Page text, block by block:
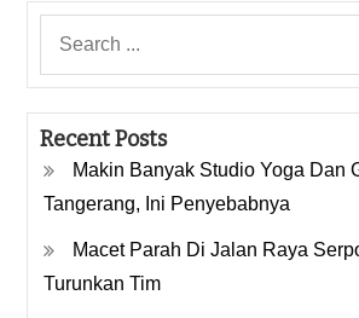
Recent Posts
Makin Banyak Studio Yoga Dan
Tangerang, Ini Penyebabnya
Macet Parah Di Jalan Raya
Turunkan Tim